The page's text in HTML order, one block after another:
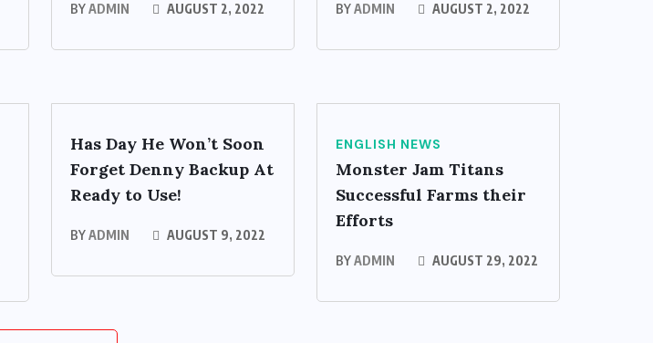
BYADMIN AUGUST 2, 2022 BYADMIN AUGUST 2, 2022
Has Day He Won’t Soon
Forget Denny Backup At
Ready to Use!
BYADMIN AUGUST 9, 2022
ENGLISH NEWS
Monster Jam Titans
Successful Farms their
Efforts
BYADMIN AUGUST 29, 2022